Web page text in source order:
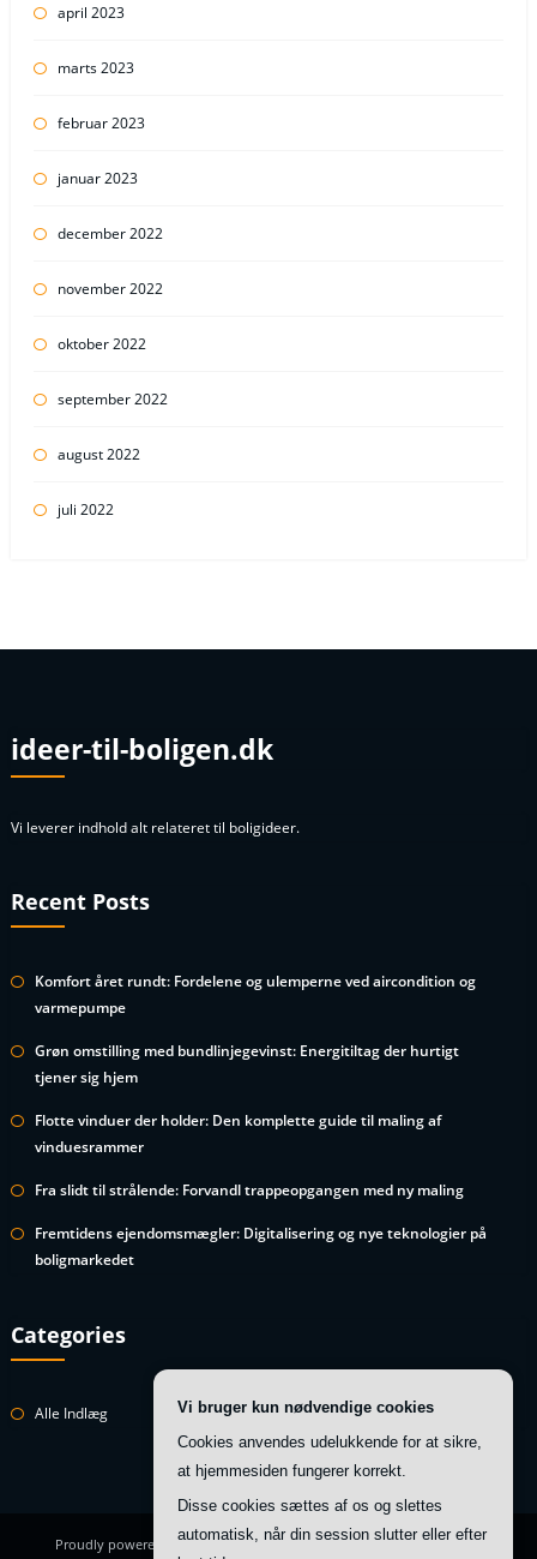
april 2023
marts 2023
februar 2023
januar 2023
december 2022
november 2022
oktober 2022
september 2022
august 2022
juli 2022
ideer-til-boligen.dk
Vi leverer indhold alt relateret til boligideer.
Recent Posts
Komfort året rundt: Fordelene og ulemperne ved aircondition og
varmepumpe
Grøn omstilling med bundlinjegevinst: Energitiltag der hurtigt
tjener sig hjem
Flotte vinduer der holder: Den komplette guide til maling af
vinduesrammer
Fra slidt til strålende: Forvandl trappeopgangen med ny maling
Fremtidens ejendomsmægler: Digitalisering og nye teknologier på
boligmarkedet
Categories
Alle Indlæg
Proudly powered byWordPress| Theme: HoneyBeeby SpiceThemes
Vi bruger kun nødvendige cookies
Cookies anvendes udelukkende for at sikre,
at hjemmesiden fungerer korrekt.
Disse cookies sættes af os og slettes
automatisk, når din session slutter eller efter